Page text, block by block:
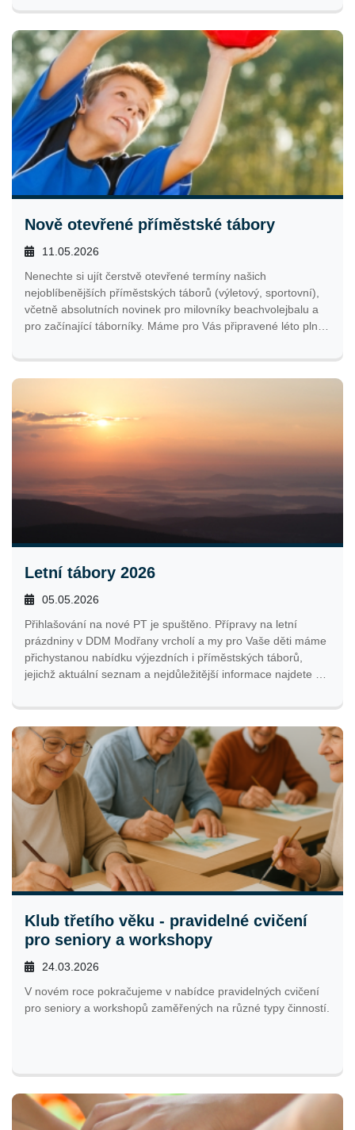
Nově otevřené příměstské tábory
11.05.2026
Nenechte si ujít čerstvě otevřené termíny našich
nejoblíbenějších příměstských táborů (výletový, sportovní),
včetně absolutních novinek pro milovníky beachvolejbalu a
pro začínající táborníky. Máme pro Vás připravené léto plné
Kapacity se rychle plní, tak neváhejte a zajistěte si své místo
včas.
Letní tábory 2026
05.05.2026
Přihlašování na nové PT je spuštěno. Přípravy na letní
prázdniny v DDM Modřany vrcholí a my pro Vaše děti máme
přichystanou nabídku výjezdních i příměstských táborů,
jejichž aktuální seznam a nejdůležitější informace najdete v
Klub třetího věku - pravidelné cvičení
pro seniory a workshopy
24.03.2026
V novém roce pokračujeme v nabídce pravidelných cvičení
pro seniory a workshopů zaměřených na různé typy činností.